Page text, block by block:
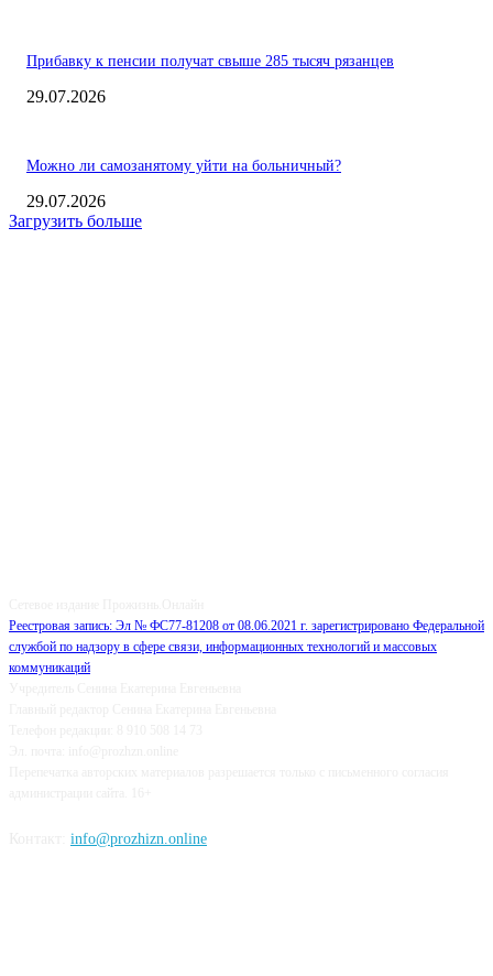
Прибавку к пенсии получат свыше 285 тысяч рязанцев
29.07.2026
Можно ли самозанятому уйти на больничный?
29.07.2026
Загрузить больше
Реестровая запись: Эл № ФС77-81208 от 08.06.2021 г. зарегистрировано Федеральной
службой по надзору в сфере связи, информационных технологий и массовых
коммуникаций
info@prozhizn.online